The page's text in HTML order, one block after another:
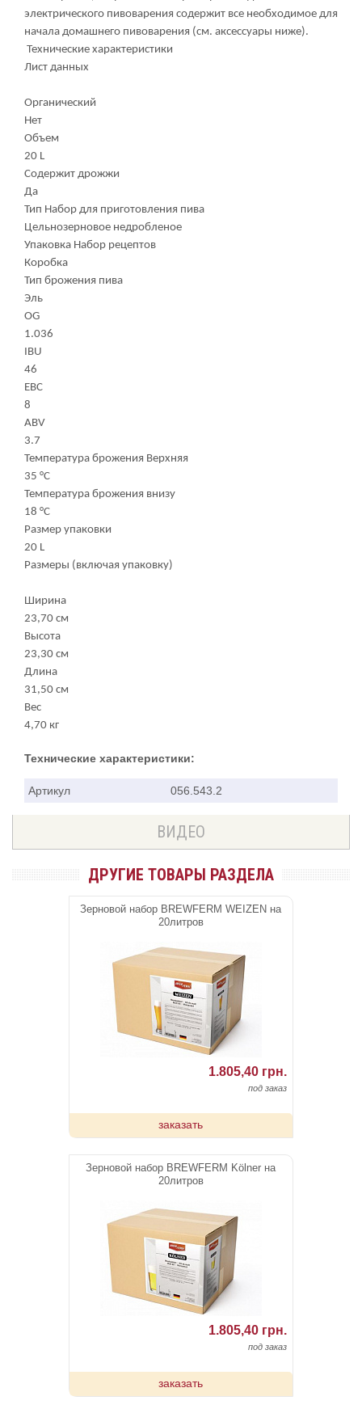
электрического пивоварения содержит все необходимое для
начала домашнего пивоварения (см. аксессуары ниже).
Технические характеристики
Лист данных
Органический
Нет
Объем
20 L
Содержит дрожжи
Да
Тип Набор для приготовления пива
Цельнозерновое недробленое
Упаковка Набор рецептов
Коробка
Тип брожения пива
Эль
OG
1.036
IBU
46
EBC
8
ABV
3.7
Температура брожения Верхняя
35 °C
Температура брожения внизу
18 °C
Размер упаковки
20 L
Размеры (включая упаковку)
Ширина
23,70 см
Высота
23,30 см
Длина
31,50 см
Вес
4,70 кг
Технические характеристики:
Артикул 056.543.2
ВИДЕО
ДРУГИЕ ТОВАРЫ РАЗДЕЛА
Зерновой набор BREWFERM WEIZEN на
20литров
1.805,40 грн.
под заказ
заказать
Зерновой набор BREWFERM Kölner на
20литров
1.805,40 грн.
под заказ
заказать